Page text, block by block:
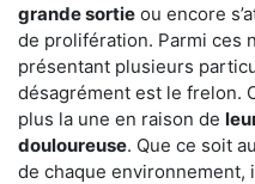
grande sortie ou encore
de prolifération. Parmi ces
présentant plusieurs
désagrément est le frelon.
plus la une en raison de
douloureuse. Que ce soit
de chaque environnement,